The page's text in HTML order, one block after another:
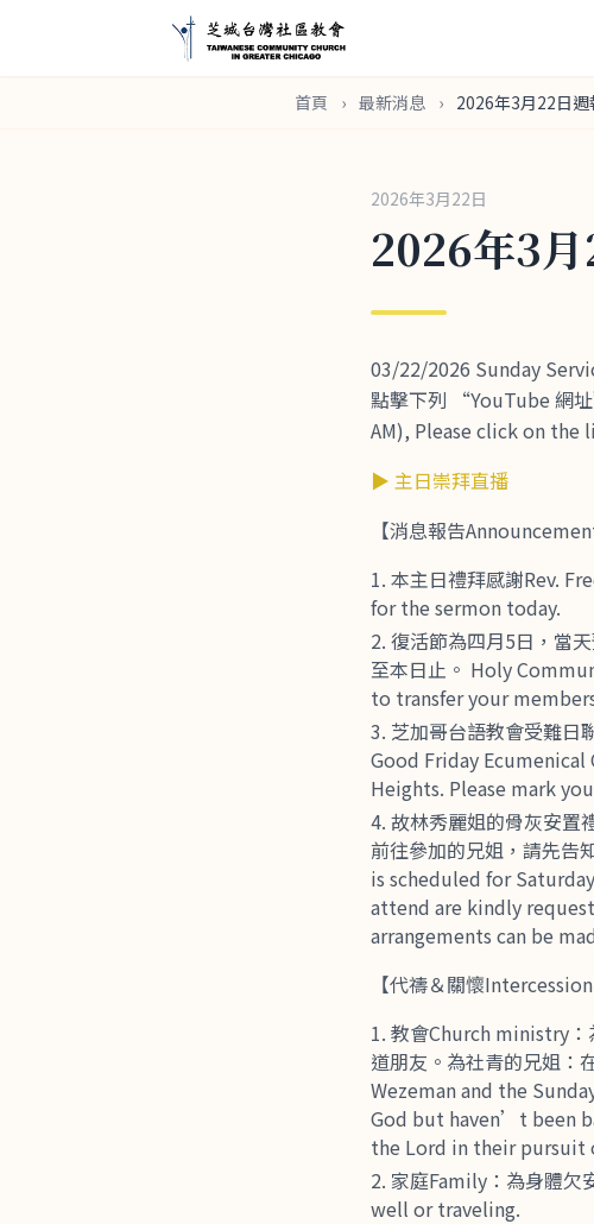
首頁 › 最新消息 › 2026年3月22日週
2026年3月22日
2026年3
03/22/2026 Sunday
點擊下列 “YouTube 網
AM), Please click on
▶ 主日崇拜直播
【消息報告
本主日禮拜感謝Rev.
for the sermon today.
復活節為四月5日，當
至本日止。 Holy
to transfer your
芝加哥台語教會受難日
Good Friday
Heights. Please mark
故林秀麗姐的骨灰安置
前往參加的兄姐，請先
is scheduled for
attend are kindly
arrangements can be
【代禱＆關懷
教會Church ministry：
道朋友。為社青的兄姐：
Wezeman and the
God but haven’t been
the Lord in their pursuit
家庭Family：為身體欠
well or traveling.